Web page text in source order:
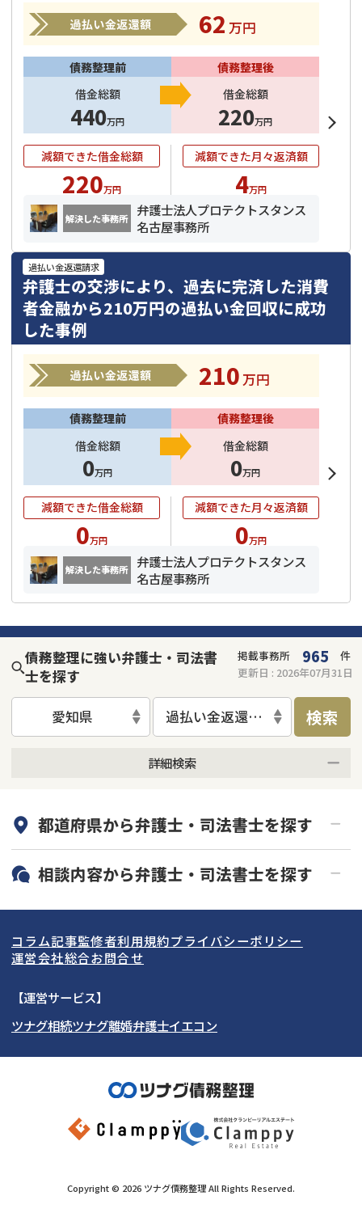
62 万円
債務整理前
借金総額
440万円
債務整理後
借金総額
220万円
減額できた借金総額
220万円
減額できた月々返済額
4万円
解決した事務所
弁護士法人プロテクトスタンス
名古屋事務所
過払い金返還請求
弁護士の交渉により、過去に完済した消費
者金融から210万円の過払い金回収に成功
した事例
210 万円
債務整理前
借金総額
0万円
債務整理後
借金総額
0万円
減額できた借金総額
0万円
減額できた月々返済額
0万円
解決した事務所
弁護士法人プロテクトスタンス
名古屋事務所
債務整理に強い弁護士・司法書
士を探す
掲載事務所 965
件
更新日 : 2026年07月31日
愛知県 過払い金返還請求 検索
詳細検索
初回相談無料
土日祝の相談可能
都道府県から弁護士・司法書士を探す
北海道・東北
北海道 青森県
岩手県 宮城県
秋田県
福島県
関東
東京都 神奈川県
埼玉県
茨城県 群馬県
東海
愛知県
岐阜県 山梨県
関西
大阪府 京都府
奈良県
和歌山県
北陸・甲信越
石川県
富山県
岡山県
九州・沖縄
相談内容から弁護士・司法書士を探す
任意整理
個人再生
会社破産・法人破産
消費者金融・サラ金
カードローン・クレジッ
ト会社
奨学金
コラム記事監修者利用規約プライバシーポリシー
運営会社総合お問合せ
【運営サービス】
ツナグ相続ツナグ離婚弁護士イエコン
Copyright © 2026 ツナグ債務整理All Rights Reserved.